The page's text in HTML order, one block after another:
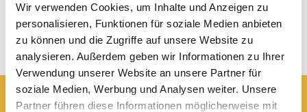
Wir verwenden Cookies, um Inhalte und Anzeigen zu
personalisieren, Funktionen für soziale Medien anbieten
zu können und die Zugriffe auf unsere Website zu
analysieren. Außerdem geben wir Informationen zu Ihrer
Verwendung unserer Website an unsere Partner für
soziale Medien, Werbung und Analysen weiter. Unsere
Partner führen diese Informationen möglicherweise mit